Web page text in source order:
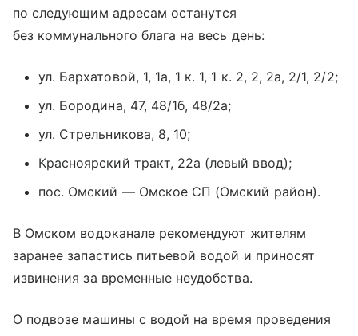
по следующим адресам останутся
без коммунального блага на весь день:
ул. Бархатовой, 1, 1а, 1 к. 1, 1 к. 2, 2, 2а, 2/1, 2/2;
ул. Бородина, 47, 48/1б, 48/2а;
ул. Стрельникова, 8, 10;
Красноярский тракт, 22а (левый ввод);
пос. Омский — Омское СП (Омский район).
В Омском водоканале рекомендуют жителям
заранее запастись питьевой водой и приносят
извинения за временные неудобства.
О подвозе машины с водой на время проведения